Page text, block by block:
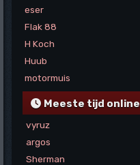
eser
Flak 88
H Koch
Huub
motormuis
Meeste tijd online
vyruz
argos
Sherman